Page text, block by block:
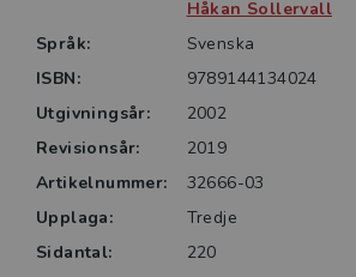
Håkan Sollervall
Språk:
Svenska
ISBN:
9789144134024
Utgivningsår:
2002
Revisionsår:
2019
Artikelnummer:
32666-03
Upplaga:
Tredje
Sidantal:
220